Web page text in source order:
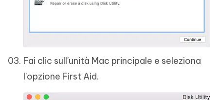
Fai clic sull'unità Mac principale e seleziona
l'opzione First Aid.